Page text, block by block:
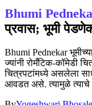
Bhumi
प्रवास; भूमी
Bhumi Pednekar
ज्यांनी रोमँटिक-कॉमेडी
चित्रपटांमध्ये असलेला
आवडत असे. त्यामुळे त्याचे